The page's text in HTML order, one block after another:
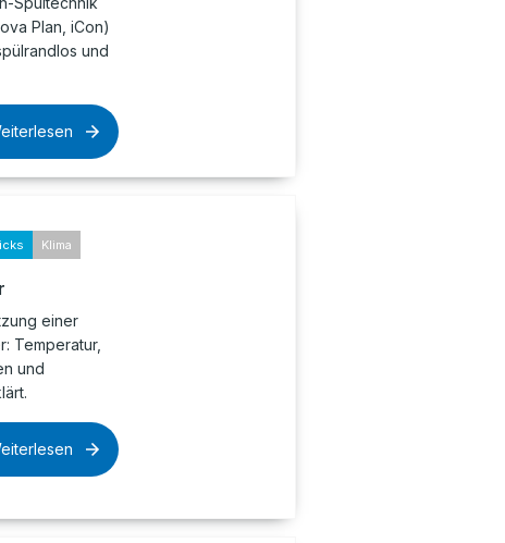
Plan, iCon)
und
Klima
einer
Temperatur,
und